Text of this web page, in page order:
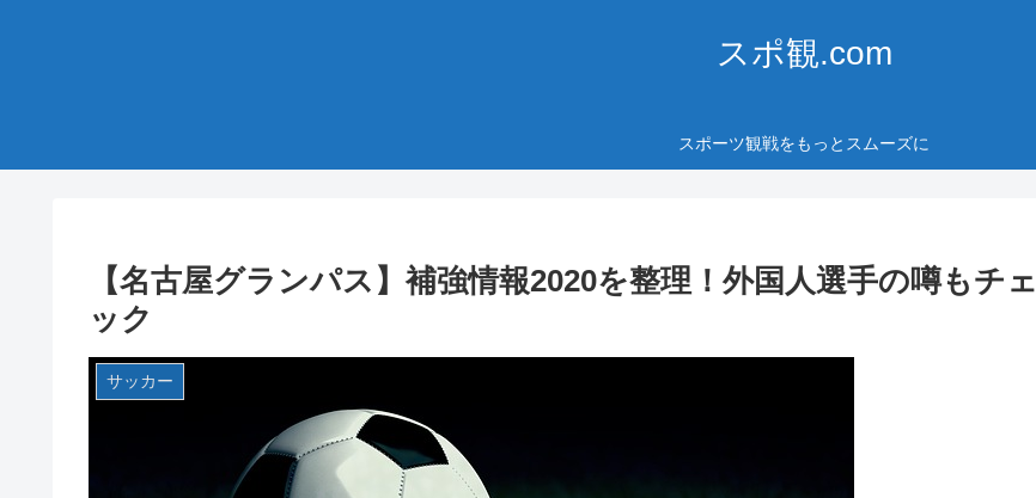
スポ観.com
スポーツ観戦をもっとスムーズに
【名古屋グランパス】補強情報2020を整理！外国人選手の噂もチェ
ック
サッカー